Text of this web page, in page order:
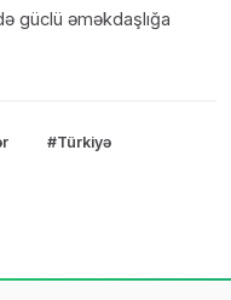
güclü əməkdaşlığa
#Türkiyə